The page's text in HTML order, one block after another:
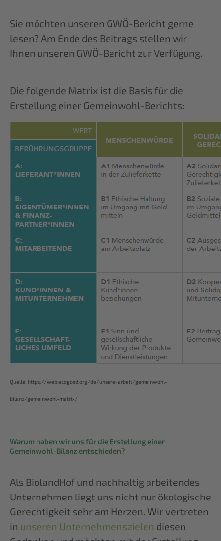
Sie möchten unseren GWÖ-Bericht gerne
lesen? Am Ende des Beitrags stellen wir
Ihnen unseren GWÖ-Bericht zur Verfügung.
Die folgende Matrix ist die Basis für die
Erstellung einer Gemeinwohl-Berichts:
Quelle: https://web.ecogood.org/de/unsere-arbeit/gemeinwohl-
bilanz/gemeinwohl-matrix/
Warum haben wir uns für die Erstellung einer
Gemeinwohl-Bilanz entschieden?
Als BiolandHof und nachhaltig arbeitendes
Unternehmen liegt uns nicht nur ökologische
Gerechtigkeit sehr am Herzen. Wir vertreten
in unseren Unternehmenszielen diesen